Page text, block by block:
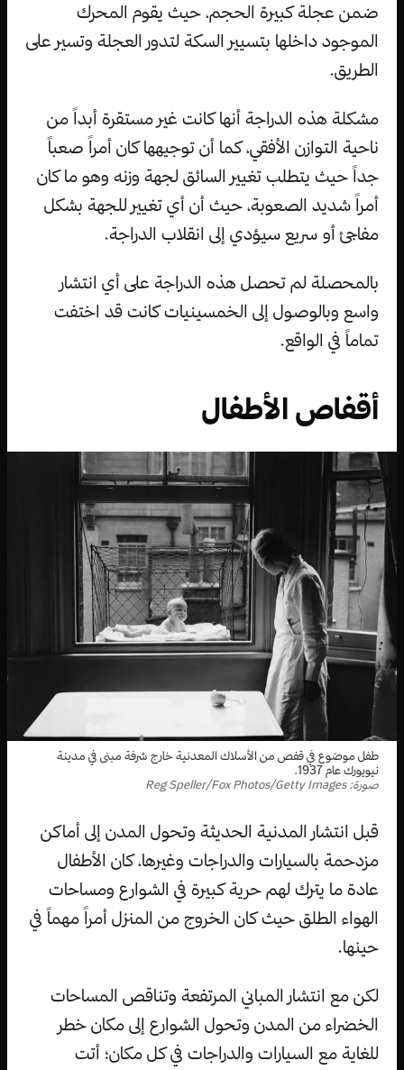
ضمن عجلة كبيرة الحجم، حيث يقوم المحرك
الموجود داخلها بتسيير السكة لتدور العجلة وتسير على
الطريق.
مشكلة هذه الدراجة أنها كانت غير مستقرة أبداً من
ناحية التوازن الأفقي، كما أن توجيهها كان أمراً صعباً
جداً حيث يتطلب تغيير السائق لجهة وزنه وهو ما كان
أمراً شديد الصعوبة، حيث أن أي تغيير للجهة بشكل
مفاجئ أو سريع سيؤدي إلى انقلاب الدراجة.
بالمحصلة لم تحصل هذه الدراجة على أي انتشار
واسع وبالوصول إلى الخمسينيات كانت قد اختفت
تماماً في الواقع.
أقفاص الأطفال
طفل موضوع في قفص من الأسلاك المعدنية خارج شرفة مبنى في مدينة
نيويورك عام 1937.
صورة: Reg Speller/Fox Photos/Getty Images
قبل انتشار المدنية الحديثة وتحول المدن إلى أماكن
مزدحمة بالسيارات والدراجات وغيرها، كان الأطفال
عادة ما يترك لهم حرية كبيرة في الشوارع ومساحات
الهواء الطلق حيث كان الخروج من المنزل أمراً مهماً في
حينها.
لكن مع انتشار المباني المرتفعة وتناقص المساحات
الخضراء من المدن وتحول الشوارع إلى مكان خطر
للغاية مع السيارات والدراجات في كل مكان؛ أتت